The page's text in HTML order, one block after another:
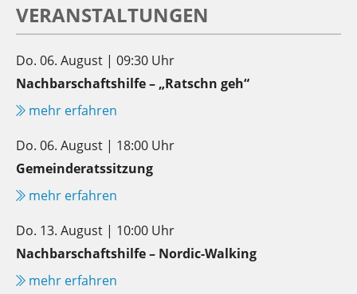
VERANSTALTUNGEN
Do. 06. August | 09:30 Uhr
Nachbarschaftshilfe – „Ratschn geh“
mehr erfahren
Do. 06. August | 18:00 Uhr
Gemeinderatssitzung
mehr erfahren
Do. 13. August | 10:00 Uhr
Nachbarschaftshilfe – Nordic-Walking
mehr erfahren